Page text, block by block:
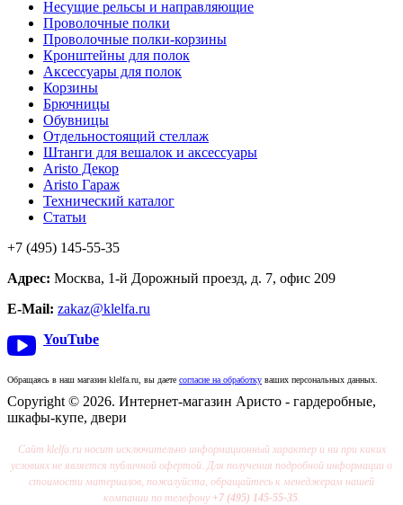
Несущие рельсы и направляющие
Проволочные полки
Проволочные полки-корзины
Кронштейны для полок
Аксессуары для полок
Корзины
Брючницы
Обувницы
Отдельностоящий стеллаж
Штанги для вешалок и аксессуары
Aristo Декор
Aristo Гараж
Технический каталог
Статьи
+7 (495) 145-55-35
Адрес: Москва, 1-й Дорожный проезд, д. 7, офис 209
E-Mail: zakaz@klelfa.ru
YouTube
Обращаясь в наш магазин klelfa.ru, вы даете согласие на обработку ваших персональных данных.
Copyright © 2026. Интернет-магазин Аристо - гардеробные,
шкафы-купе, двери
Сайт klelfa.ru носит исключительно информационный характер и ни при каких
условиях не является публичной офертой. Для получения подробной информации о
стоимости материалов, пожалуйста, обращайтесь к менеджерам нашей
компании по телефону +7 (495) 145-55-35.